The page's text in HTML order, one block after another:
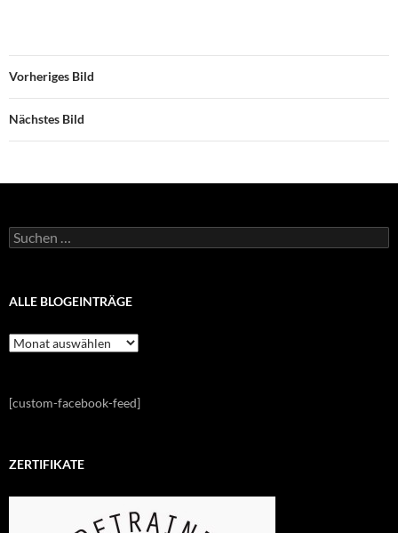
Vorheriges Bild
Nächstes Bild
Suchen
nach:
ALLE BLOGEINTRÄGE
Alle
Blogeinträge
[custom-facebook-feed]
ZERTIFIKATE